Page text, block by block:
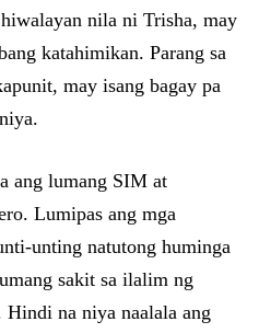
nila ni Trisha, may
katahimikan. Parang sa
may isang bagay pa
ang lumang SIM at
Lumipas ang mga
unting natutong huminga
sakit sa ilalim ng
Hindi na niya naalala ang